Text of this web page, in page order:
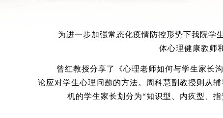
为进一步加强常态化疫情防控形势下我院学
体心理健康教师
曾红教授分享了《心理老师如何与学生家长
论应对学生心理问题的方法。周科慧副教授则从
机的学生家长划分为“知识型、内疚型、